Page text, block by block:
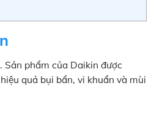
Sản phẩm của Daikin được
quả bụi bẩn, vi khuẩn và mùi